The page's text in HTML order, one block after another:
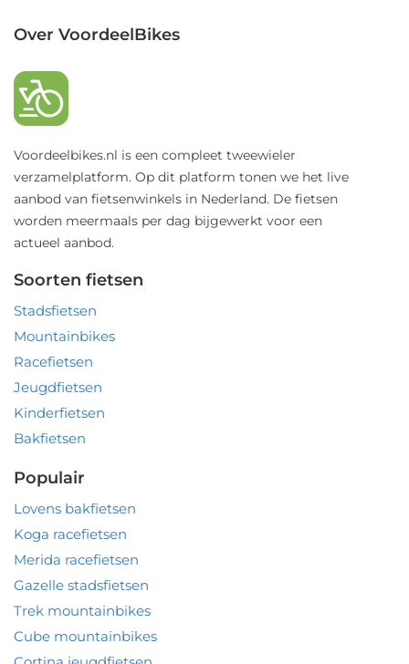
Over VoordeelBikes
Voordeelbikes.nl is een compleet tweewieler
verzamelplatform. Op dit platform tonen we het live
aanbod van fietsenwinkels in Nederland. De fietsen
worden meermaals per dag bijgewerkt voor een
actueel aanbod.
Soorten fietsen
Stadsfietsen
Mountainbikes
Racefietsen
Jeugdfietsen
Kinderfietsen
Bakfietsen
Populair
Lovens bakfietsen
Koga racefietsen
Merida racefietsen
Gazelle stadsfietsen
Trek mountainbikes
Cube mountainbikes